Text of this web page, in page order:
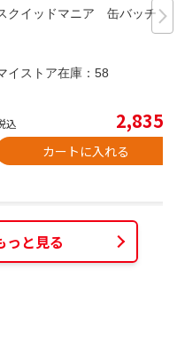
クイッドマニア 缶バッチ
イストア在庫： 58
込 2,835
カートに入れる
っと見る